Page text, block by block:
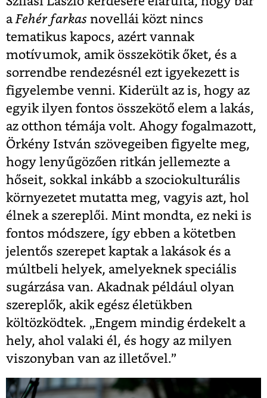
aFehér farkas novellái közt nincs
tematikus kapocs, azért vannak
motívumok, amik összekötik őket, és a
sorrendbe rendezésnél ezt igyekezett is
figyelembe venni. Kiderült az is, hogy az
egyik ilyen fontos összekötő elem a lakás,
az otthon témája volt. Ahogy fogalmazott,
Örkény István szövegeiben figyelte meg,
hogy lenyűgözően ritkán jellemezte a
hőseit, sokkal inkább a szociokulturális
környezetet mutatta meg, vagyis azt, hol
élnek a szereplői. Mint mondta, ez neki is
fontos módszere, így ebben a kötetben
jelentős szerepet kaptak a lakások és a
múltbeli helyek, amelyeknek speciális
sugárzása van. Akadnak például olyan
szereplők, akik egész életükben
költözködtek. „Engem mindig érdekelt a
hely, ahol valaki él, és hogy az milyen
viszonyban van az illetővel.”